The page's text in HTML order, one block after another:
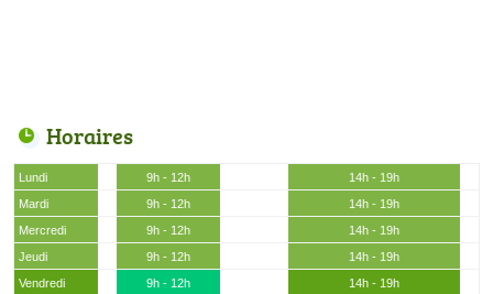
Horaires
Lundi 9h - 12h
14h - 19h
Mardi
9h - 12h
14h - 19h
Mercredi
9h - 12h
14h - 19h
Jeudi
9h - 12h
14h - 19h
Vendredi
9h - 12h
14h - 19h